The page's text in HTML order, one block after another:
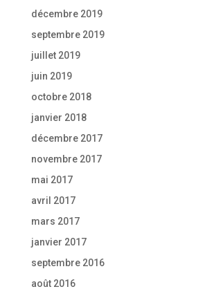
décembre 2019
septembre 2019
juillet 2019
juin 2019
octobre 2018
janvier 2018
décembre 2017
novembre 2017
mai 2017
avril 2017
mars 2017
janvier 2017
septembre 2016
août 2016